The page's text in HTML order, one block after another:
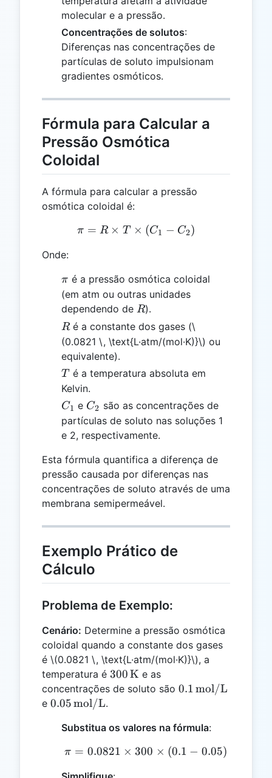
molecular e a pressão.
Concentrações de solutos:
Diferenças nas concentrações de
partículas de soluto impulsionam
gradientes osmóticos.
Fórmula para Calcular a
Pressão Osmótica
Coloidal
A fórmula para calcular a pressão
osmótica coloidal é:
\pi = R \times T \times
π = R × T × (C1 − C2)
Onde:
\pi
π é a pressão osmótica coloidal
(em atm ou outras unidades
dependendo de R
R).
R
Ré a constante dos gases (\
(0.0821 \, \text{L·atm/(mol·K)}\) ou
equivalente).
T
T é a temperatura absoluta em
Kelvin.
C₁
C1 e C₂
C2 são as concentrações de
partículas de soluto nas soluções 1
e 2, respectivamente.
Esta fórmula quantifica a diferença de
pressão causada por diferenças nas
concentrações de soluto através de uma
membrana semipermeável.
Exemplo Prático de
Cálculo
Problema de Exemplo:
Cenário: Determine a pressão osmótica
coloidal quando a constante dos gases
é \(0.0821 \, \text{L·atm/(mol·K)}\), a
temperatura é 300 \,
\text{K}
300K e as
concentrações de soluto são 0.1 \,
0.1 mol/L
e 0.05 \,
0.05mol/L.
Substitua os valores na fórmula:
\pi = 0.0821 \times 300
π = 0.0821 × 300 × (0.1 − 0.05)